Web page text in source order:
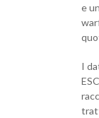
e
I